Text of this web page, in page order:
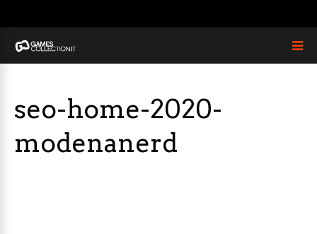
seo-home-2020-
modenanerd